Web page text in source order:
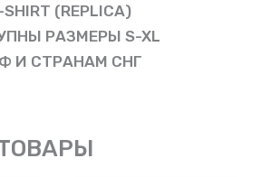
(REPLICA)
РАЗМЕРЫ S-XL
И СТРАНАМ СНГ